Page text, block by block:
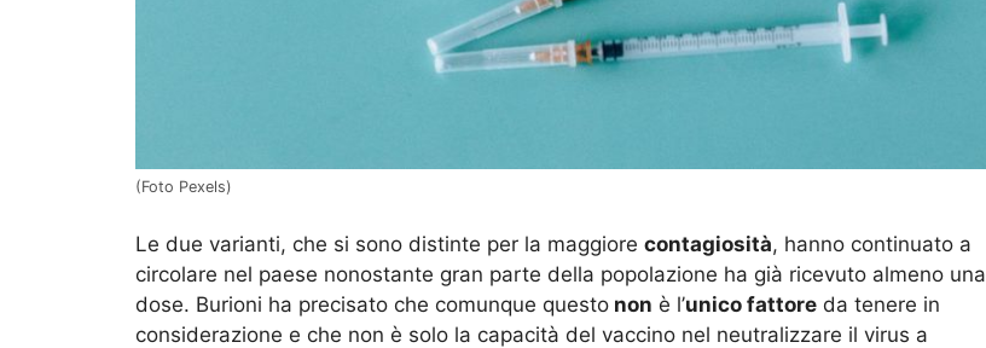
(Foto Pexels)
Le due varianti, che si sono distinte per la maggiore contagiosità, hanno continuato a
circolare nel paese nonostante gran parte della popolazione ha già ricevuto almeno una
dose. Burioni ha precisato che comunque questo non è l’unico fattore da tenere in
considerazione e che non è solo la capacità del vaccino nel neutralizzare il virus a